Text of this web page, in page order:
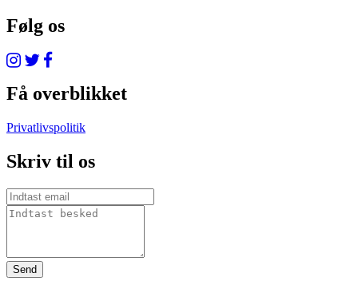
Følg os
Få overblikket
Privatlivspolitik
Skriv til os